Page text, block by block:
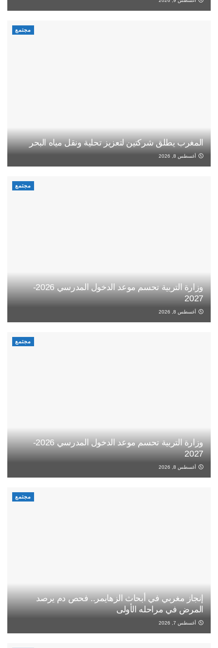
مجتمع
المغرب يطلق شركتين لتعزيز تحلية ونقل مياه البحر
أغسطس 8, 2026
مجتمع
وزارة التربية تحسم موعد الدخول المدرسي 2026-
2027
أغسطس 8, 2026
مجتمع
وزارة التربية تحسم موعد الدخول المدرسي 2026-
2027
أغسطس 8, 2026
مجتمع
إنجاز مغربي في أبحاث الزهايمر.. فحص دم يرصد
المرض في مراحله الأولى
أغسطس 7, 2026